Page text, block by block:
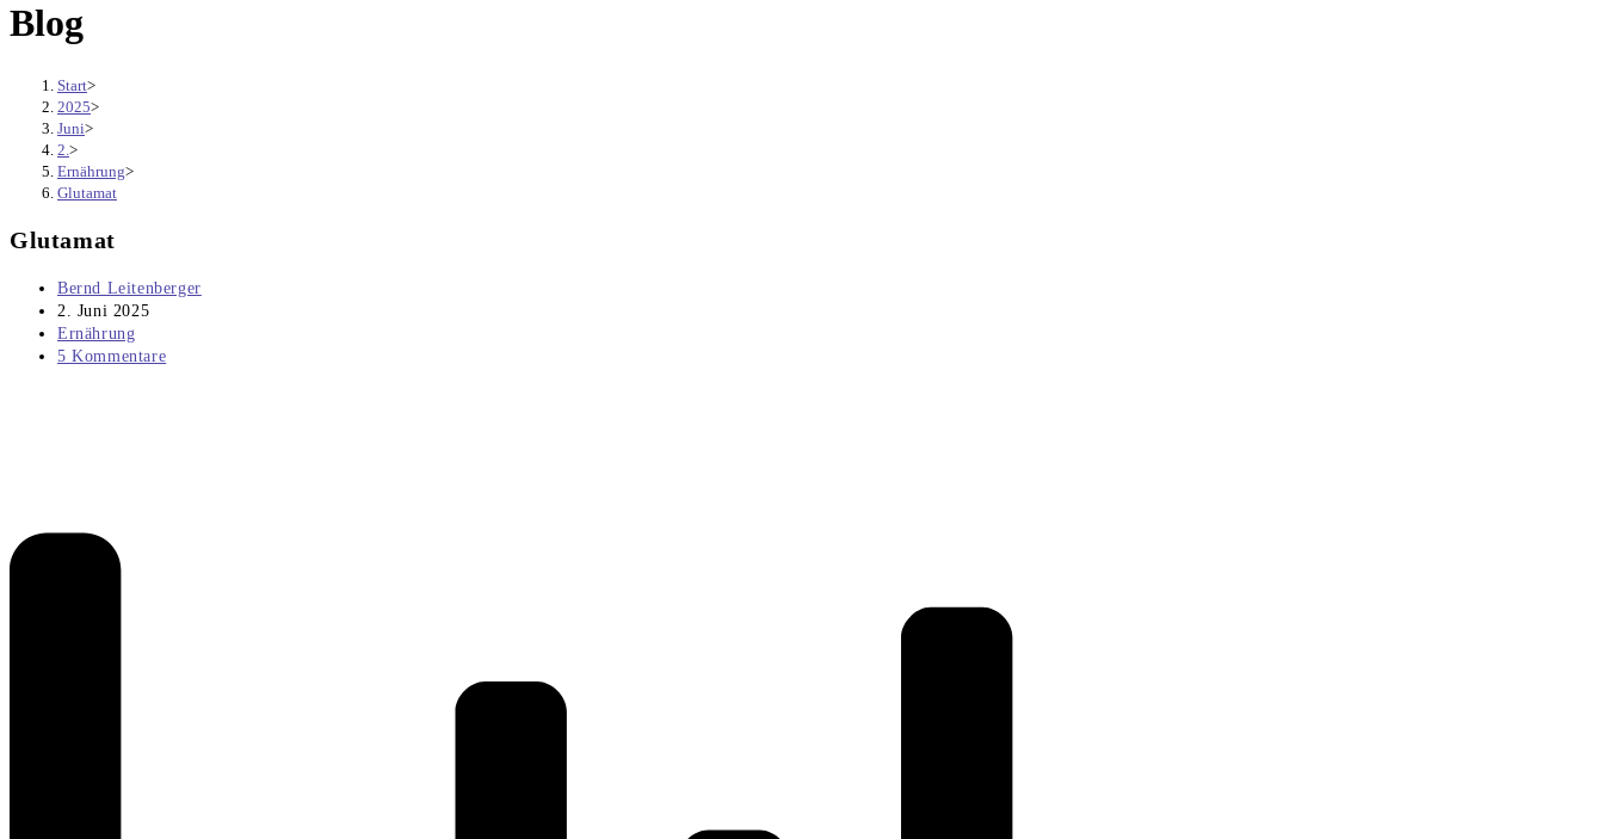
Blog
Start>
2025>
Juni>
2. >
Ernährung>
Glutamat
Glutamat
Beitrags-
Autor:
Bernd Leitenberger
Beitrag
veröffentlicht:
2. Juni 2025
Beitrags-
Kategorie:
Ernährung
Beitrags-
5 Kommentare